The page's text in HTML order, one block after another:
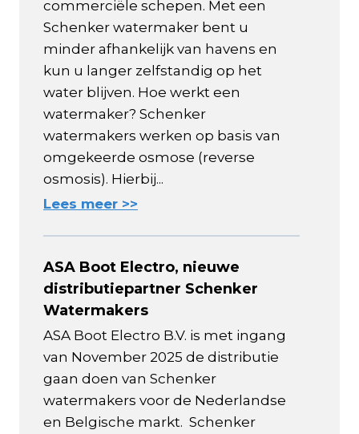
commerciële schepen. Met een
Schenker watermaker bent u
minder afhankelijk van havens en
kun u langer zelfstandig op het
water blijven. Hoe werkt een
watermaker? Schenker
watermakers werken op basis van
omgekeerde osmose (reverse
osmosis). Hierbij...
Lees meer >>
ASA Boot Electro, nieuwe
distributiepartner Schenker
Watermakers
ASA Boot Electro B.V. is met ingang
van November 2025 de distributie
gaan doen van Schenker
watermakers voor de Nederlandse
en Belgische markt. Schenker